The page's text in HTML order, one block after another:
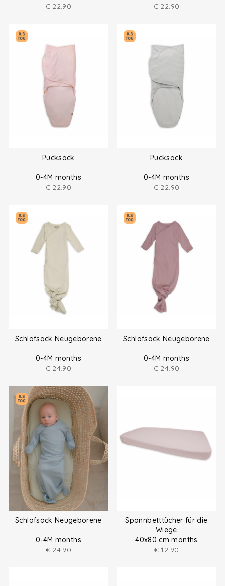
€ 22.90
€ 22.90
Pucksack
0-4M months
€ 22.90
Pucksack
0-4M months
€ 22.90
Schlafsack Neugeborene
0-4M months
€ 24.90
Schlafsack Neugeborene
0-4M months
€ 24.90
Schlafsack Neugeborene
0-4M months
€ 24.90
Spannbetttücher für die
Wiege
40x80 cm months
€ 12.90